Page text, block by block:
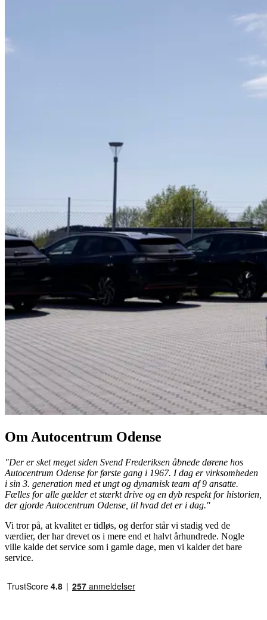
Om Autocentrum Odense
"Der er sket meget siden Svend Frederiksen åbnede dørene hos
Autocentrum Odense for første gang i 1967. I dag er virksomheden
i sin 3. generation med et ungt og dynamisk team af 9 ansatte.
Fælles for alle gælder et stærkt drive og en dyb respekt for historien,
der gjorde Autocentrum Odense, til hvad det er i dag."
Vi tror på, at kvalitet er tidløs, og derfor står vi stadig ved de
værdier, der har drevet os i mere end et halvt århundrede. Nogle
ville kalde det service som i gamle dage, men vi kalder det bare
service.